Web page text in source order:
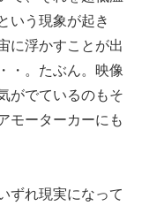
いう現象が起き
に浮かすことが出
・。たぶん。映像
がでているのもそ
モーターカーにも
ずれ現実になって